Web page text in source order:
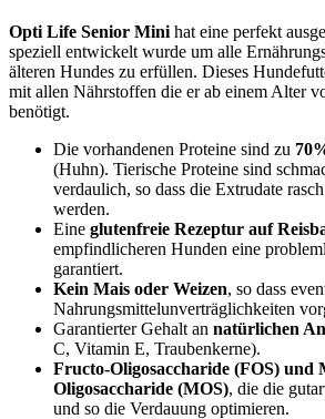
Opti Life Senior Mini hat eine perfekt
speziell entwickelt wurde um alle
älteren Hundes zu erfüllen. Dieses
mit allen Nährstoffen die er ab einem Alter
benötigt.
Die vorhandenen Proteine sind zu
(Huhn). Tierische Proteine sind
verdaulich, so dass die Extrudate
werden.
Eine glutenfreie Rezeptur auf
empfindlicheren Hunden eine
garantiert.
Kein Mais oder Weizen, so dass
Nahrungsmittelunverträglichkeiten
Garantierter Gehalt an natürlichen
C, Vitamin E, Traubenkerne).
Fructo-Oligosaccharide (FOS) und
Oligosaccharide (MOS), die die
und so die Verdauung optimieren.